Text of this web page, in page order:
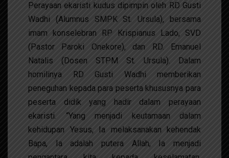
Perayaan ekaristi kudus dipimpin oleh RD Gusti
Wadhi (Alumnus SMPK St. Ursula), bersama
imam konselebran RP Krispianus Lado, SVD
(Pastor Paroki Onekore), dan RD. Emanuel
Natalis (Dosen STPM St. Ursula). Dalam
homilinya RD Gusti Wadhi memberikan
peneguhan kepada para peserta khususnya para
peserta didik yang hadir dalam perayaan
ekaristi. “Yang menjadi keutamaan dalam
kehidupan Yesus, Ia melaksanakan kehendak
Bapa, Ia adalah putera Allah, Ia menjadi